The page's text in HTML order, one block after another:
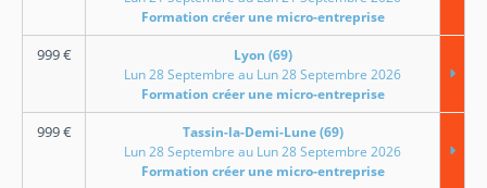
Formation créer une micro-entreprise
999€
Lyon (69)
Lun 28 Septembre au Lun 28 Septembre 2026
Formation créer une micro-entreprise
999€
Tassin-la-Demi-Lune (69)
Lun 28 Septembre au Lun 28 Septembre 2026
Formation créer une micro-entreprise